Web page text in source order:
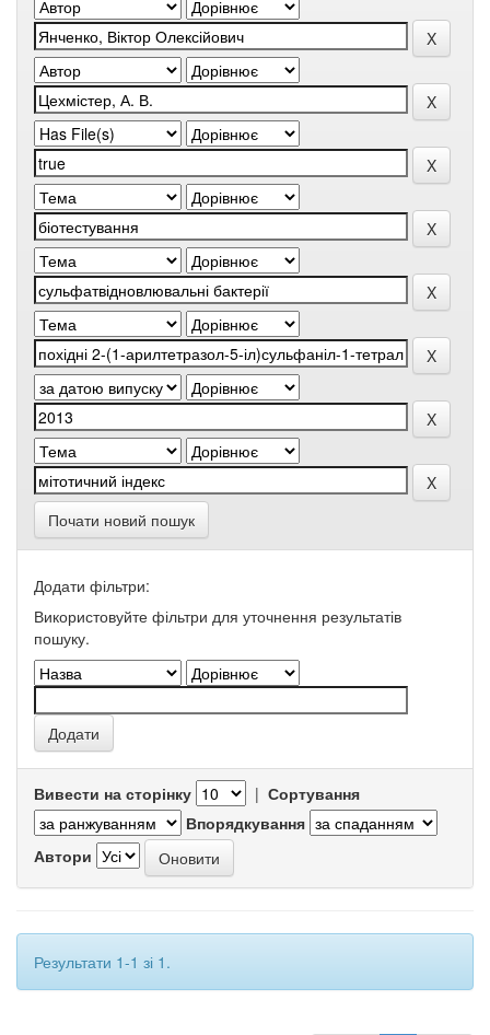
Почати новий пошук
Додати фільтри:
Використовуйте фільтри для уточнення результатів
пошуку.
Вивести на сторінку | Сортування
Впорядкування
Автори
Результати 1-1 зі 1.